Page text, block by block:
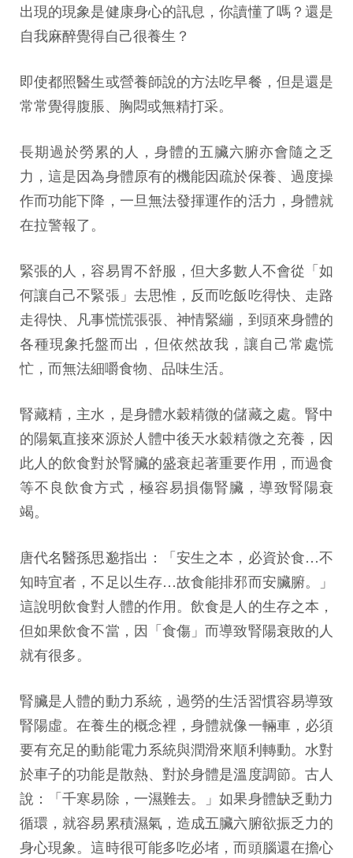
出現的現象是健康身心的訊息，你讀懂了嗎？還是
自我麻醉覺得自己很養生？
即使都照醫生或營養師說的方法吃早餐，但是還是
常常覺得腹脹、胸悶或無精打采。
長期過於勞累的人，身體的五臟六腑亦會隨之乏
力，這是因為身體原有的機能因疏於保養、過度操
作而功能下降，一旦無法發揮運作的活力，身體就
在拉警報了。
緊張的人，容易胃不舒服，但大多數人不會從「如
何讓自己不緊張」去思惟，反而吃飯吃得快、走路
走得快、凡事慌慌張張、神情緊繃，到頭來身體的
各種現象托盤而出，但依然故我，讓自己常處慌
忙，而無法細嚼食物、品味生活。
腎藏精，主水，是身體水穀精微的儲藏之處。腎中
的陽氣直接來源於人體中後天水穀精微之充養，因
此人的飲食對於腎臟的盛衰起著重要作用，而過食
等不良飲食方式，極容易損傷腎臟，導致腎陽衰
竭。
唐代名醫孫思邈指出：「安生之本，必資於食…不
知時宜者，不足以生存…故食能排邪而安臟腑。」
這說明飲食對人體的作用。飲食是人的生存之本，
但如果飲食不當，因「食傷」而導致腎陽衰敗的人
就有很多。
腎臟是人體的動力系統，過勞的生活習慣容易導致
腎陽虛。在養生的概念裡，身體就像一輛車，必須
要有充足的動能電力系統與潤滑來順利轉動。水對
於車子的功能是散熱、對於身體是溫度調節。古人
說：「千寒易除，一濕難去。」如果身體缺乏動力
循環，就容易累積濕氣，造成五臟六腑欲振乏力的
身心現象。這時很可能多吃必堵，而頭腦還在擔心